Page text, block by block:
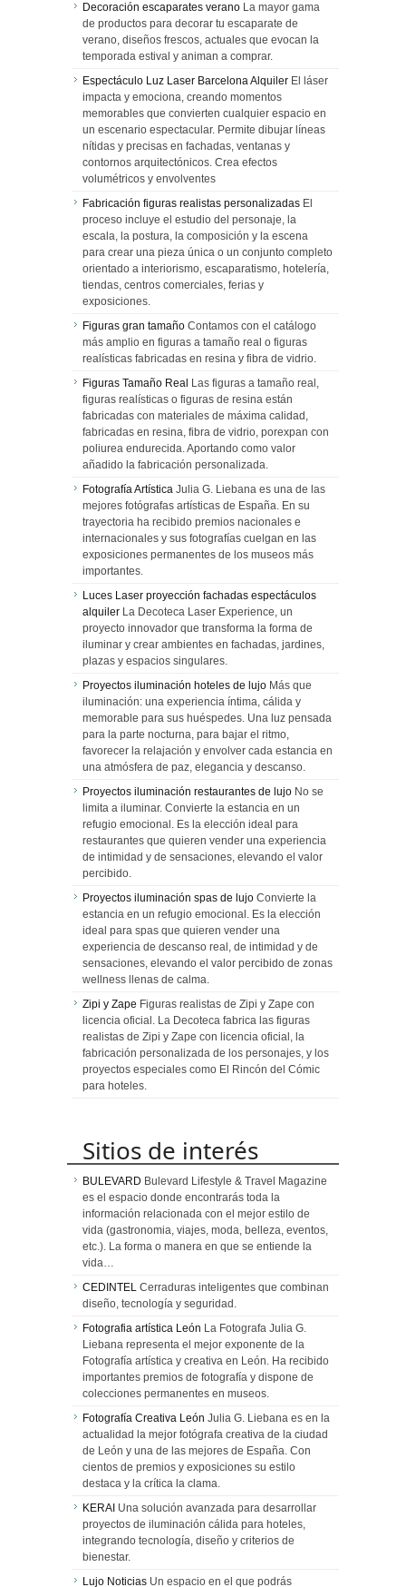
Decoración escaparates verano La mayor gama
de productos para decorar tu escaparate de
verano, diseños frescos, actuales que evocan la
temporada estival y animan a comprar.
Espectáculo Luz Laser Barcelona Alquiler El láser
impacta y emociona, creando momentos
memorables que convierten cualquier espacio en
un escenario espectacular. Permite dibujar líneas
nítidas y precisas en fachadas, ventanas y
contornos arquitectónicos. Crea efectos
volumétricos y envolventes
Fabricación figuras realistas personalizadas El
proceso incluye el estudio del personaje, la
escala, la postura, la composición y la escena
para crear una pieza única o un conjunto completo
orientado a interiorismo, escaparatismo, hotelería,
tiendas, centros comerciales, ferias y
exposiciones.
Figuras gran tamaño Contamos con el catálogo
más amplio en figuras a tamaño real o figuras
realísticas fabricadas en resina y fibra de vidrio.
Figuras Tamaño Real Las figuras a tamaño real,
figuras realísticas o figuras de resina están
fabricadas con materiales de máxima calidad,
fabricadas en resina, fibra de vidrio, porexpan con
poliurea endurecida. Aportando como valor
añadido la fabricación personalizada.
Fotografía Artística Julia G. Liebana es una de las
mejores fotógrafas artísticas de España. En su
trayectoria ha recibido premios nacionales e
internacionales y sus fotografías cuelgan en las
exposiciones permanentes de los museos más
importantes.
Luces Laser proyección fachadas espectáculos
alquiler La Decoteca Laser Experience, un
proyecto innovador que transforma la forma de
iluminar y crear ambientes en fachadas, jardines,
plazas y espacios singulares.
Proyectos iluminación hoteles de lujo Más que
iluminación: una experiencia íntima, cálida y
memorable para sus huéspedes. Una luz pensada
para la parte nocturna, para bajar el ritmo,
favorecer la relajación y envolver cada estancia en
una atmósfera de paz, elegancia y descanso.
Proyectos iluminación restaurantes de lujo No se
limita a iluminar. Convierte la estancia en un
refugio emocional. Es la elección ideal para
restaurantes que quieren vender una experiencia
de intimidad y de sensaciones, elevando el valor
percibido.
Proyectos iluminación spas de lujo Convierte la
estancia en un refugio emocional. Es la elección
ideal para spas que quieren vender una
experiencia de descanso real, de intimidad y de
sensaciones, elevando el valor percibido de zonas
wellness llenas de calma.
Zipi y Zape Figuras realistas de Zipi y Zape con
licencia oficial. La Decoteca fabrica las figuras
realistas de Zipi y Zape con licencia oficial, la
fabricación personalizada de los personajes, y los
proyectos especiales como El Rincón del Cómic
para hoteles.
Sitios de interés
BULEVARD Bulevard Lifestyle & Travel Magazine
es el espacio donde encontrarás toda la
información relacionada con el mejor estilo de
vida (gastronomia, viajes, moda, belleza, eventos,
etc.). La forma o manera en que se entiende la
vida…
CEDINTEL Cerraduras inteligentes que combinan
diseño, tecnología y seguridad.
Fotografia artística León La Fotografa Julia G.
Liebana representa el mejor exponente de la
Fotografía artística y creativa en León. Ha recibido
importantes premios de fotografía y dispone de
colecciones permanentes en museos.
Fotografía Creativa León Julia G. Liebana es en la
actualidad la mejor fotógrafa creativa de la ciudad
de León y una de las mejores de España. Con
cientos de premios y exposiciones su estilo
destaca y la crítica la clama.
KERAI Una solución avanzada para desarrollar
proyectos de iluminación cálida para hoteles,
integrando tecnología, diseño y criterios de
bienestar.
Lujo Noticias Un espacio en el que podrás